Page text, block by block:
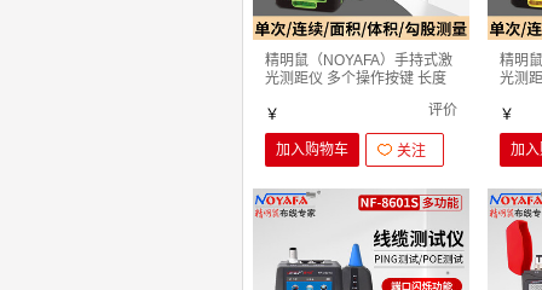
精明鼠（NOYAFA）手持式激
光测距仪 多个操作按键 长度
米
￥ 评价
加入购物车 关注
精明
光测
米
￥
加